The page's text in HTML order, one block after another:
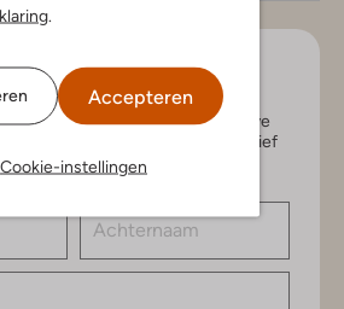
Accepteren
Cookie-instellingen
touch!
de nieuwste items en exclusieve
jou. Schrijf je in voor de nieuwsbrief
shoptegoed.